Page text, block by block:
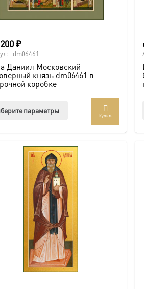
₽
dm06461
Даниил Московский
князь dm06461 в
коробке
параметры
вариаций.
выбрать
на
странице
Купить